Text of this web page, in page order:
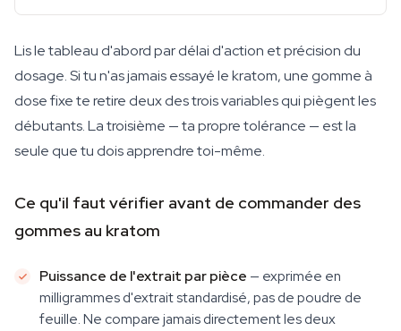
Lis le tableau d'abord par délai d'action et précision du
dosage. Si tu n'as jamais essayé le kratom, une gomme à
dose fixe te retire deux des trois variables qui piègent les
débutants. La troisième — ta propre tolérance — est la
seule que tu dois apprendre toi-même.
Ce qu'il faut vérifier avant de commander des
gommes au kratom
Puissance de l'extrait par pièce — exprimée en
milligrammes d'extrait standardisé, pas de poudre de
feuille. Ne compare jamais directement les deux